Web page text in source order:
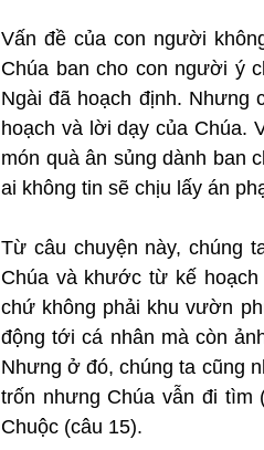
Vấn đề của con người
Chúa ban cho con người ý
Ngài đã hoạch định.
hoạch và lời dạy của Chúa.
món quà ân sủng dành ban
ai không tin sẽ chịu lấy án
Từ câu chuyện này, chúng
Chúa và khước từ kế
chứ không phải khu vườn
động tới cá nhân mà còn
Nhưng ở đó, chúng ta cũng
trốn nhưng Chúa vẫn đi
Chuộc (câu 15).